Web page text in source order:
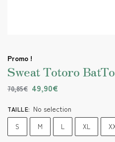
Promo !
Sweat Totoro
70,85€ 49,90€
TAILLE: No selection
S M L XL